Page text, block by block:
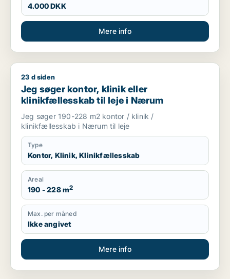
4.000 DKK
Mere info
Jeg søger kontor, klinik eller klinikfællesskab til leje i Nærum
23 d siden
Jeg søger kontor, klinik eller
klinikfællesskab til leje i Nærum
Jeg søger 190-228 m2 kontor / klinik /
klinikfællesskab i Nærum til leje
Type
Kontor, Klinik, Klinikfællesskab
Areal
190 - 228 m2
Max. per måned
Ikke angivet
Mere info